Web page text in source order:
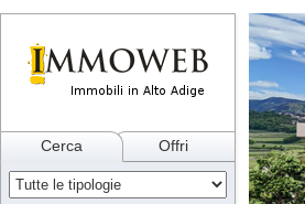
Cerca Offri